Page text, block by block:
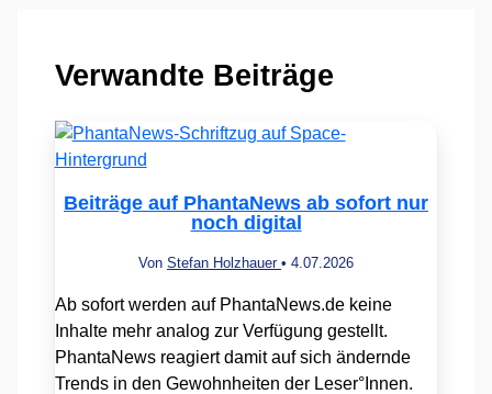
Verwandte Beiträge
Beiträge auf PhantaNews ab sofort nur
noch digital
Von Stefan Holzhauer • 4.07.2026
Ab sofort werden auf PhantaNews.de keine
Inhalte mehr analog zur Verfügung gestellt.
PhantaNews reagiert damit auf sich ändernde
Trends in den Gewohnheiten der Leser°Innen.